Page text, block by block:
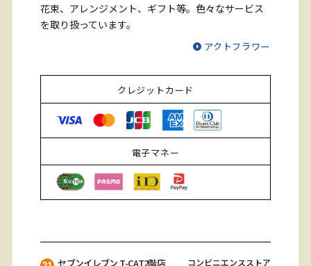
花束、アレンジメント、ギフト等。色々なサービス
を取り扱っています。
アクトフラワー
クレジットカード
電子マネー
セブンイレブン T-CAT2階店 コンビニエンスストア